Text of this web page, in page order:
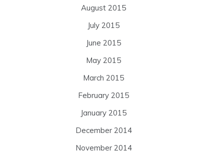
August 2015
July 2015
June 2015
May 2015
March 2015
February 2015
January 2015
December 2014
November 2014